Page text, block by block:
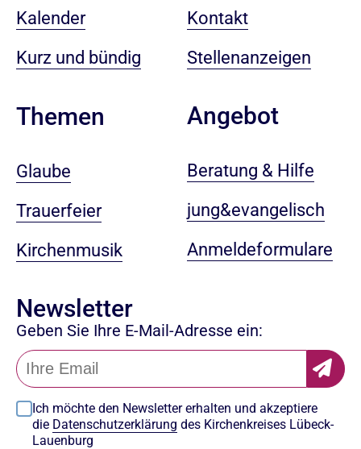
Kalender
Kurz und bündig
Themen
Glaube
Trauerfeier
Kirchenmusik
Kontakt
Stellenanzeigen
Angebot
Beratung & Hilfe
jung&evangelisch
Anmeldeformulare
Newsletter
Geben Sie Ihre E-Mail-Adresse ein:
Ich möchte den Newsletter erhalten und akzeptiere
die Datenschutzerklärung des Kirchenkreises Lübeck-
Lauenburg